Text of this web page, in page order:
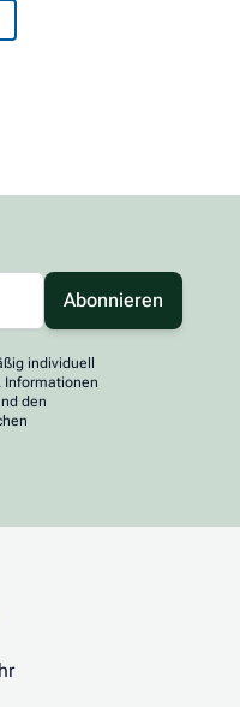
Abonnieren
individuell
Informationen
den